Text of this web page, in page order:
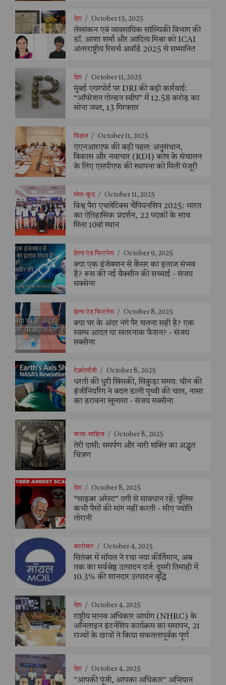
देश / October 15, 2025
लेखांकन एवं व्यवसायिक सांख्यिकी विभाग की
डॉ. आशा शर्मा और आदित्य मिश्रा को ICAI
अंतरराष्ट्रीय रिसर्च अवॉर्ड 2025 से सम्मानित
देश / October 11, 2025
मुंबई एयरपोर्ट पर DRI की बड़ी कार्रवाई:
“ऑपरेशन गोल्डन स्वीप” में 12.58 करोड़ का
सोना जब्त, 13 गिरफ्तार
विज्ञान / October 11, 2025
एएनआरएफ की बड़ी पहल: अनुसंधान,
विकास और नवाचार (RDI) कोष के संचालन
के लिए एसपीएफ की स्थापना को मिली मंज़ूरी
खेल-कूद / October 11, 2025
विश्व पैरा एथलेटिक्स चैंपियनशिप 2025: भारत
का ऐतिहासिक प्रदर्शन, 22 पदकों के साथ
मिला 10वां स्थान
हेल्थ एंड फिटनेस / October 9, 2025
क्या एक इंजेक्शन से कैंसर का इलाज संभव
है? रूस की नई वैक्सीन की सच्चाई - संजय
सक्सेना
हेल्थ एंड फिटनेस / October 8, 2025
क्या घर के अंदर नंगे पैर चलना सही है? एक
स्वस्थ आदत या खतरनाक फैशन? - संजय
सक्सैना
टेक्नोलॉजी / October 8, 2025
धरती की धुरी खिसकी, सिकुड़ा समय: चीन की
इंजीनियरिंग ने बदल डाली पृथ्वी की चाल, नासा
का डरावना खुलासा - संजय सक्सैना
कला-साहित्य / October 8, 2025
तेरी दासी: समर्पण और नारी शक्ति का अद्भुत
चित्रण
देश / October 8, 2025
“साइबर अरेस्ट” ठगी से सावधान रहें: पुलिस
कभी पैसों की मांग नहीं करती - सीए ज्योति
तोरानी
कारोबार / October 4, 2025
सितंबर में मॉयल ने रचा नया कीर्तिमान, अब
तक का सर्वश्रेष्ठ उत्पादन दर्ज: दूसरी तिमाही में
10.3% की शानदार उत्पादन वृद्धि
देश / October 4, 2025
राष्ट्रीय मानव अधिकार आयोग (NHRC) के
ऑनलाइन इंटर्नशिप कार्यक्रम का समापन, 21
राज्यों के छात्रों ने किया सफलतापूर्वक पूर्ण
देश / October 4, 2025
"आपकी पूंजी, आपका अधिकार" अभियान